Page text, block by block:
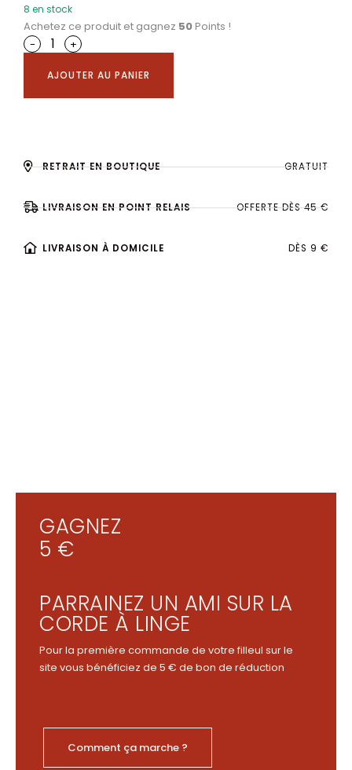
8 en stock
Achetez ce produit et gagnez 50 Points !
-
+
AJOUTER AU PANIER
RETRAIT EN BOUTIQUE GRATUIT
LIVRAISON EN POINT RELAIS OFFERTE DÈS 45 €
LIVRAISON À DOMICILE DÈS 9 €
GAGNEZ
5 €
PARRAINEZ UN AMI SUR LA
CORDE À LINGE
Pour la première commande de votre filleul sur le
site vous bénéficiez de 5 € de bon de réduction
Comment ça marche ?